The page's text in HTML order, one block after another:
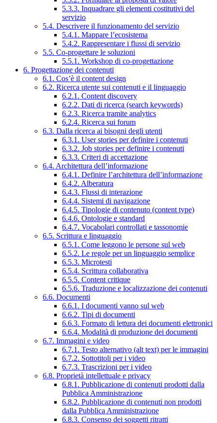
5.3.3. Inquadrare gli elementi costitutivi del
servizio
5.4. Descrivere il funzionamento del servizio
5.4.1. Mappare l’ecosistema
5.4.2. Rappresentare i flussi di servizio
5.5. Co-progettare le soluzioni
5.5.1. Workshop di co-progettazione
6. Progettazione dei contenuti
6.1. Cos’è il content design
6.2. Ricerca utente sui contenuti e il linguaggio
6.2.1. Content discovery
6.2.2. Dati di ricerca (search keywords)
6.2.3. Ricerca tramite analytics
6.2.4. Ricerca sui forum
6.3. Dalla ricerca ai bisogni degli utenti
6.3.1. User stories per definire i contenuti
6.3.2. Job stories per definire i contenuti
6.3.3. Criteri di accettazione
6.4. Architettura dell’informazione
6.4.1. Definire l’architettura dell’informazione
6.4.2. Alberatura
6.4.3. Flussi di interazione
6.4.4. Sistemi di navigazione
6.4.5. Tipologie di contenuto (content type)
6.4.6. Ontologie e standard
6.4.7. Vocabolari controllati e tassonomie
6.5. Scrittura e linguaggio
6.5.1. Come leggono le persone sul web
6.5.2. Le regole per un linguaggio semplice
6.5.3. Microtesti
6.5.4. Scrittura collaborativa
6.5.5. Content critique
6.5.6. Traduzione e localizzazione dei contenuti
6.6. Documenti
6.6.1. I documenti vanno sul web
6.6.2. Tipi di documenti
6.6.3. Formato di lettura dei documenti elettronici
6.6.4. Modalità di produzione dei documenti
6.7. Immagini e video
6.7.1. Testo alternativo (alt text) per le immagini
6.7.2. Sottotitoli per i video
6.7.3. Trascrizioni per i video
6.8. Proprietà intellettuale e privacy
6.8.1. Pubblicazione di contenuti prodotti dalla
Pubblica Amministrazione
6.8.2. Pubblicazione di contenuti non prodotti
dalla Pubblica Amministrazione
6.8.3. Consenso dei soggetti ritratti